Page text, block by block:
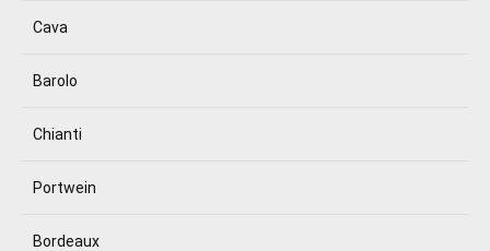
Cava
Barolo
Chianti
Portwein
Bordeaux